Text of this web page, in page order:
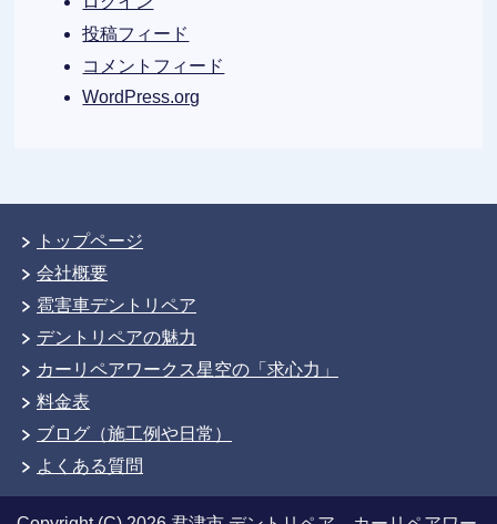
投稿フィード
コメントフィード
WordPress.org
トップページ
会社概要
雹害車デントリペア
デントリペアの魅力
カーリペアワークス星空の「求心力」
料金表
ブログ（施工例や日常）
よくある質問